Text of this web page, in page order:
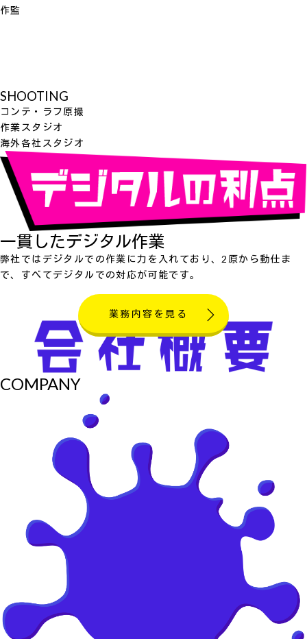
作監
SHOOTING
コンテ・ラフ原撮
作業スタジオ
海外各社スタジオ
一貫したデジタル作業
弊社ではデジタルでの作業に力を入れており、2原から動仕ま
で、すべてデジタルでの対応が可能です。
業務内容を見る
COMPANY